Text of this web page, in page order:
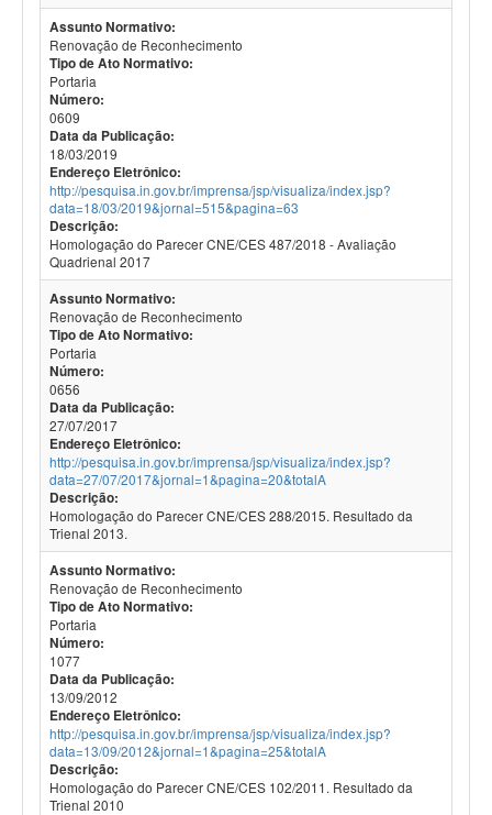
Assunto Normativo:
Renovação de Reconhecimento
Tipo de Ato Normativo:
Portaria
Número:
0609
Data da Publicação:
18/03/2019
Endereço Eletrônico:
http://pesquisa.in.gov.br/imprensa/jsp/visualiza/index.jsp?
data=18/03/2019&jornal=515&pagina=63
Descrição:
Homologação do Parecer CNE/CES 487/2018 - Avaliação
Quadrienal 2017
Assunto Normativo:
Renovação de Reconhecimento
Tipo de Ato Normativo:
Portaria
Número:
0656
Data da Publicação:
27/07/2017
Endereço Eletrônico:
http://pesquisa.in.gov.br/imprensa/jsp/visualiza/index.jsp?
data=27/07/2017&jornal=1&pagina=20&totalA
Descrição:
Homologação do Parecer CNE/CES 288/2015. Resultado da
Trienal 2013.
Assunto Normativo:
Renovação de Reconhecimento
Tipo de Ato Normativo:
Portaria
Número:
1077
Data da Publicação:
13/09/2012
Endereço Eletrônico:
http://pesquisa.in.gov.br/imprensa/jsp/visualiza/index.jsp?
data=13/09/2012&jornal=1&pagina=25&totalA
Descrição:
Homologação do Parecer CNE/CES 102/2011. Resultado da
Trienal 2010